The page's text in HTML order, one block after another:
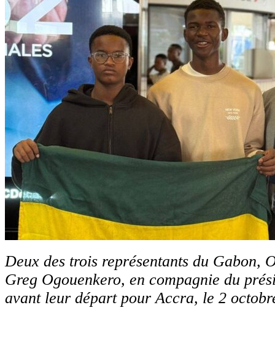
Deux des trois représentants du Gabon,
Greg Ogouenkero, en compagnie du
avant leur départ pour Accra, le 2